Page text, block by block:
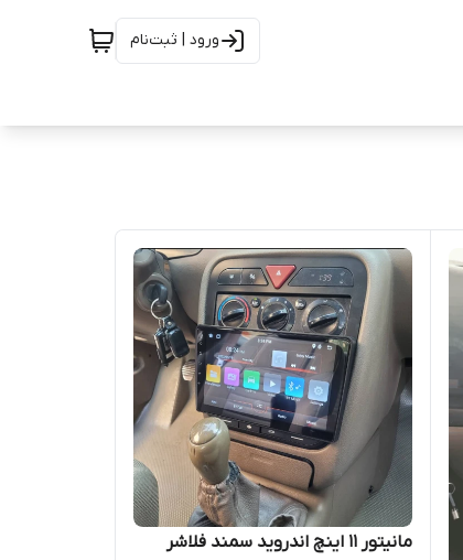
ورود | ثبت‌نام
مانیتور 11 اینچ اندروید سمند فلاشر